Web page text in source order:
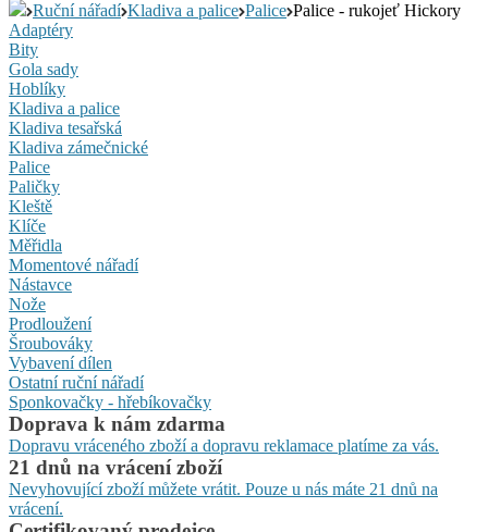
Ruční nářadí Kladiva a palice Palice Palice - rukojeť Hickory
Adaptéry
Bity
Gola sady
Hoblíky
Kladiva a palice
Kladiva tesařská
Kladiva zámečnické
Palice
Paličky
Kleště
Klíče
Měřidla
Momentové nářadí
Nástavce
Nože
Prodloužení
Šroubováky
Vybavení dílen
Ostatní ruční nářadí
Sponkovačky - hřebíkovačky
Doprava k nám zdarma
Dopravu vráceného zboží a dopravu reklamace platíme za vás.
21 dnů na vrácení zboží
Nevyhovující zboží můžete vrátit. Pouze u nás máte 21 dnů na
vrácení.